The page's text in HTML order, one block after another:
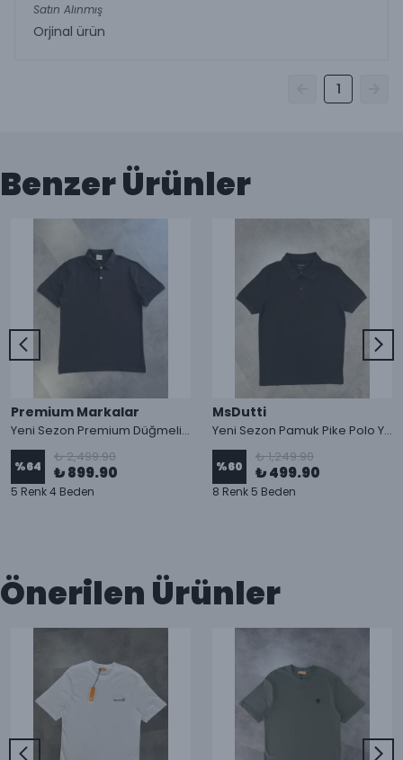
Satın Alınmış
Orjinal ürün
1
Benzer Ürünler
Premium Markalar
Yeni Sezon Premium Düğmeli Pamuk Pike Polo Yaka Tişört
%64
₺ 2,499.90
₺ 899.90
5 Renk 4 Beden
MsDutti
Yeni Sezon Pamuk Pike Polo Yaka T-shirt
%60
₺ 1,249.90
₺ 499.90
8 Renk 5 Beden
Önerilen Ürünler